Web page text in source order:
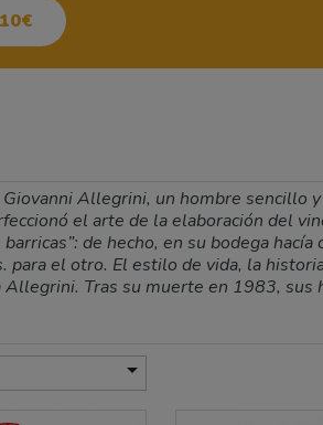
Allegrini, un hombre sencillo
el arte de la elaboración del
de hecho, en su bodega
para el otro. El estilo de vida, la
Tras su muerte en 1983, sus
